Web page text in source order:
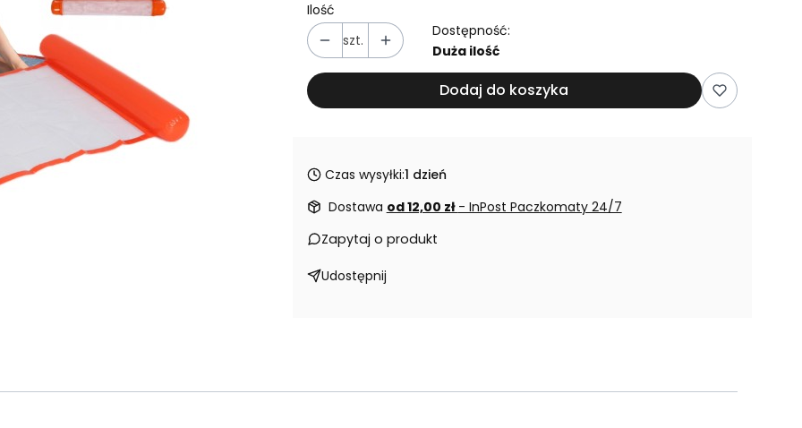
Ilość
szt.
Dostępność:
Duża ilość
Dodaj do koszyka
Czas wysyłki:1 dzień
Dostawa od 12,00 zł - InPost Paczkomaty 24/7
Zapytaj o produkt
Udostępnij